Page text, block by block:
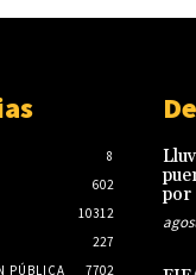
8
602
10312
227
PÚBLICA
7702
por